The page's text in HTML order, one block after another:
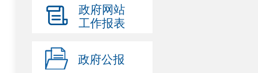
政府网站
工作报表
政府公报